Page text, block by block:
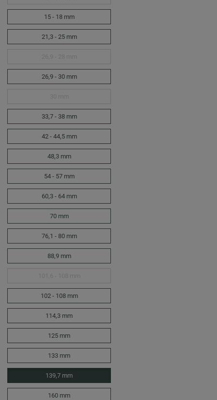
15 - 18 mm
21,3 - 25 mm
26,9 - 30 mm
33,7 - 38 mm
42 - 44,5 mm
48,3 mm
54 - 57 mm
60,3 - 64 mm
70 mm
76,1 - 80 mm
88,9 mm
102 - 108 mm
114,3 mm
125 mm
133 mm
139,7 mm
160 mm